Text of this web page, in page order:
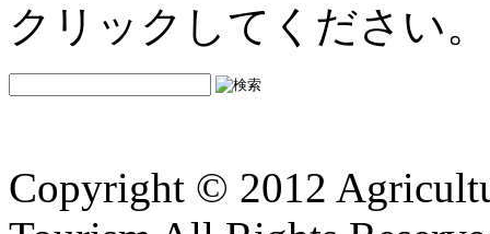
クリックしてください。
Copyright © 2012